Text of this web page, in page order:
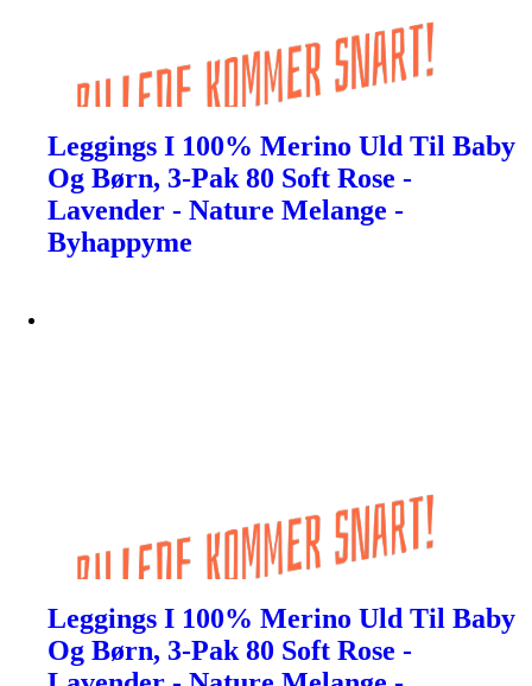
Leggings I 100% Merino Uld Til Baby
Og Børn, 3-Pak 80 Soft Rose -
Lavender - Nature Melange -
Byhappyme
Leggings I 100% Merino Uld Til Baby
Og Børn, 3-Pak 80 Soft Rose -